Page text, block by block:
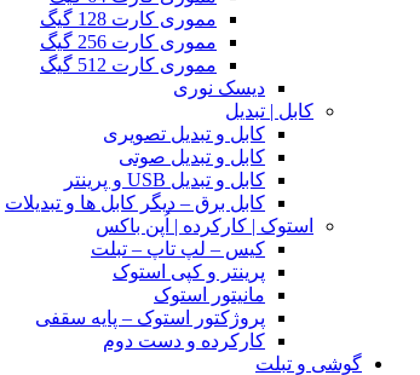
مموری کارت 128 گیگ
مموری کارت 256 گیگ
مموری کارت 512 گیگ
دیسک نوری
کابل | تبدیل
کابل و تبدیل تصویری
کابل و تبدیل صوتی
کابل و تبدیل USB و پرینتر
کابل برق – دیگر کابل ها و تبدیلات
استوک | کارکرده | اُپن باکس
کیس – لپ تاپ – تبلت
پرینتر و کپی استوک
مانیتور استوک
پروژکتور استوک – پایه سقفی
کارکرده و دست دوم
گوشی و تبلت